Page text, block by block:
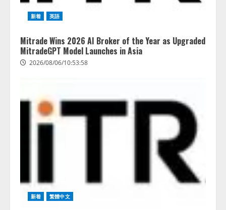
新着 英語
Mitrade Wins 2026 AI Broker of the Year as Upgraded
MitradeGPT Model Launches in Asia
2026/08/06/10:53:58
新着 繁體中文